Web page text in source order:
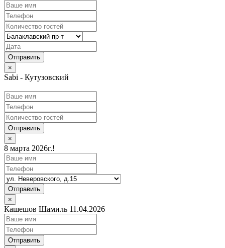
×
Sabi - Кутузовский
Отправить
×
8 марта 2026г.!
Отправить
×
Кашешов Шамиль 11.04.2026
Отправить